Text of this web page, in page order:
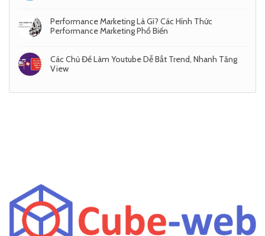
Performance Marketing Là Gì? Các Hình Thức
Performance Marketing Phổ Biến
Các Chủ Đề Làm Youtube Dễ Bắt Trend, Nhanh Tăng
View